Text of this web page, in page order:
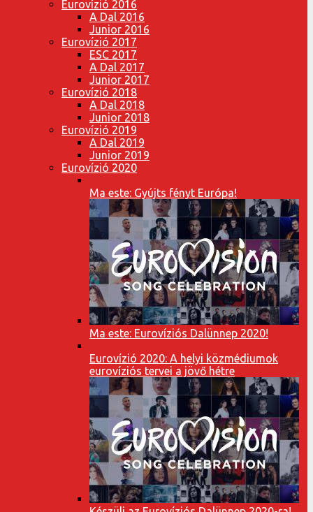
Eurovízió 2016
A Dal 2016
Junior 2016
Eurovízió 2017
ESC 2017
A Dal 2017
Junior 2017
Eurovízió 2018
A Dal 2018
Junior 2018
Eurovízió 2019
A Dal 2019
Junior 2019
Eurovízió 2020
Ma este: Gyújts fényt Európa!
Ma este: Eurovíziós Dalünnep 2020!
Eurovízió 2020: A helyi közmédiumok
eurovíziós tervei a jövő hétre